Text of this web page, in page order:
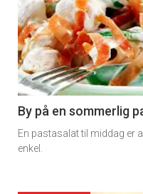
akkurat
nå
-
5
By på en sommerlig
En pastasalat til middag er
enkel.